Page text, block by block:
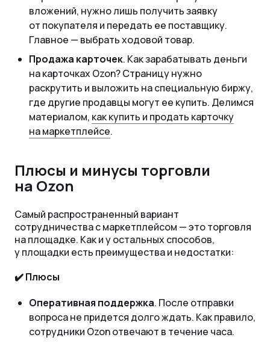
вложений, нужно лишь получить заявку
от покупателя и передать ее поставщику.
Главное — выбрать ходовой товар.
Продажа карточек. Как зарабатывать деньги
на карточках Ozon? Страницу нужно
раскрутить и выложить на специальную биржу,
где другие продавцы могут ее купить. Делимся
материалом, как купить и продать карточку
на маркетплейсе.
Плюсы и минусы торговли
на Ozon
Самый распространенный вариант
сотрудничества с маркетплейсом — это торговля
на площадке. Как и у остальных способов,
у площадки есть преимущества и недостатки:
✔️ Плюсы
Оперативная поддержка. После отправки
вопроса не придется долго ждать. Как правило,
сотрудники Ozon отвечают в течение часа.